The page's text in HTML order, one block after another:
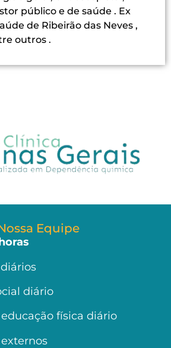
público e de saúde . Ex
de Ribeirão das Neves ,
outros .
Equipe
diário
física diário